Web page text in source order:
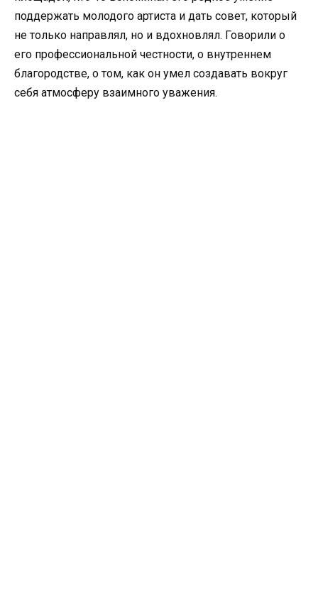
поддержать молодого артиста и дать совет, который
не только направлял, но и вдохновлял. Говорили о
его профессиональной честности, о внутреннем
благородстве, о том, как он умел создавать вокруг
себя атмосферу взаимного уважения.